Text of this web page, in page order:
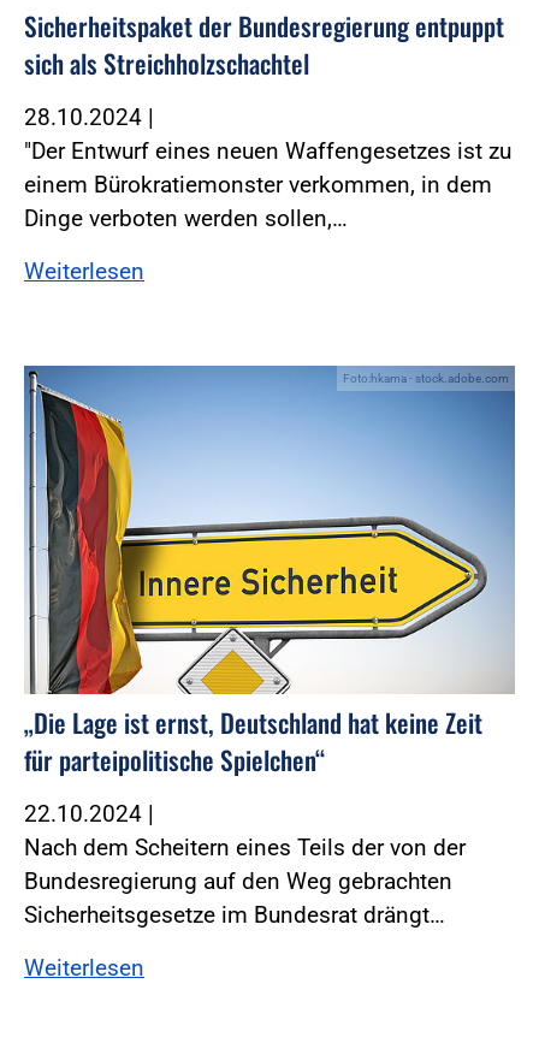
Sicherheitspaket der Bundesregierung entpuppt
sich als Streichholzschachtel
28.10.2024 |
"Der Entwurf eines neuen Waffengesetzes ist zu
einem Bürokratiemonster verkommen, in dem
Dinge verboten werden sollen,…
Weiterlesen
Foto:hkama - stock.adobe.com
„Die Lage ist ernst, Deutschland hat keine Zeit
für parteipolitische Spielchen“
22.10.2024 |
Nach dem Scheitern eines Teils der von der
Bundesregierung auf den Weg gebrachten
Sicherheitsgesetze im Bundesrat drängt…
Weiterlesen